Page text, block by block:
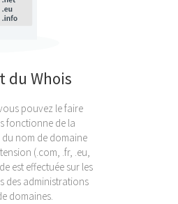
du Whois
pouvez le faire
fonctionne de la
nom de domaine
(.com, .fr, .eu,
est effectuée sur les
des administrations
domaines.